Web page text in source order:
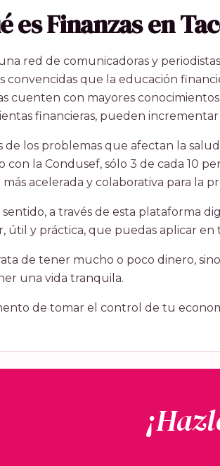
es Finanzas en
red de comunicadoras y
convencidas que la educación
cuenten con mayores
financieras, pueden
de los problemas que afectan la
con la Condusef, sólo 3 de cada 10
más acelerada y colaborativa para la
sentido, a través de esta plataforma
útil y práctica, que puedas aplicar en
de tener mucho o poco dinero,
una vida tranquila.
de tomar el control de tu